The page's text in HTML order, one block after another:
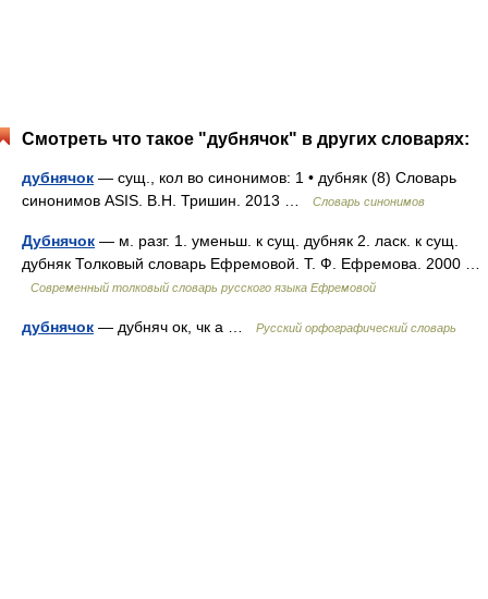
Смотреть что такое "дубнячок" в других словарях:
дубнячок — сущ., кол во синонимов: 1 • дубняк (8) Словарь
синонимов ASIS. В.Н. Тришин. 2013 …
Словарь синонимов
Дубнячок — м. разг. 1. уменьш. к сущ. дубняк 2. ласк. к сущ.
дубняк Толковый словарь Ефремовой. Т. Ф. Ефремова. 2000 …
Современный толковый словарь русского языка Ефремовой
дубнячок — дубняч ок, чк а … Русский орфографический словарь